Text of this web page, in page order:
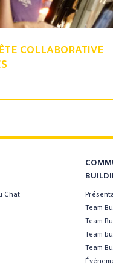
COLLABORATIVE
Chat
Team
Team
Team
Team